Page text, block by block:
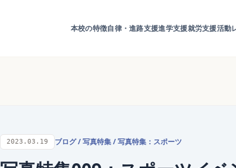
本校の特徴自律・進路支援進学支援就労支援活動
2023.03.19 ブログ/写真特集/写真特集：スポーツ